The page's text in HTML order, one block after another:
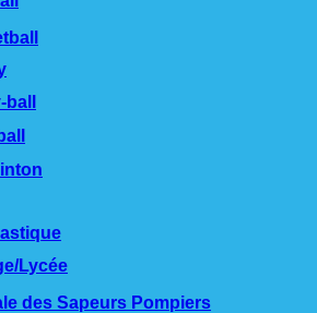
Lycée
des Sapeurs Pompiers